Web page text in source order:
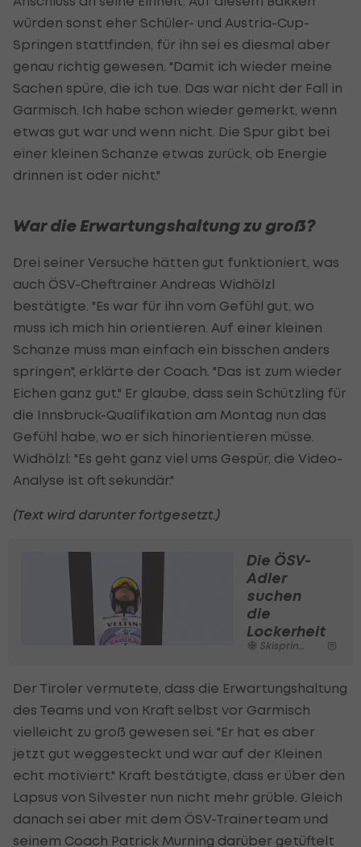
würden sonst eher Schüler- und Austria-Cup-
Springen stattfinden, für ihn sei es diesmal aber
genau richtig gewesen. "Damit ich wieder meine
Sachen spüre, die ich tue. Das war nicht der Fall in
Garmisch. Ich habe schon wieder gemerkt, wenn
etwas gut war und wenn nicht. Die Spur gibt bei
einer kleinen Schanze etwas zurück, ob Energie
drinnen ist oder nicht."
War die Erwartungshaltung zu groß?
Drei seiner Versuche hätten gut funktioniert, was
auch ÖSV-Cheftrainer Andreas Widhölzl
bestätigte. "Es war für ihn vom Gefühl gut, wo
muss ich mich hin orientieren. Auf einer kleinen
Schanze muss man einfach ein bisschen anders
springen", erklärte der Coach. "Das ist zum wieder
Eichen ganz gut." Er glaube, dass sein Schützling für
die Innsbruck-Qualifikation am Montag nun das
Gefühl habe, wo er sich hinorientieren müsse.
Widhölzl: "Es geht ganz viel ums Gespür, die Video-
Analyse ist oft sekundär."
(Text wird darunter fortgesetzt.)
Die ÖSV-
Adler
suchen
die
Lockerheit
Skispringen
Der Tiroler vermutete, dass die Erwartungshaltung
des Teams und von Kraft selbst vor Garmisch
vielleicht zu groß gewesen sei. "Er hat es aber
jetzt gut weggesteckt und war auf der Kleinen
echt motiviert." Kraft bestätigte, dass er über den
Lapsus von Silvester nun nicht mehr grüble. Gleich
danach sei aber mit dem ÖSV-Trainerteam und
seinem Coach Patrick Murning darüber getüftelt